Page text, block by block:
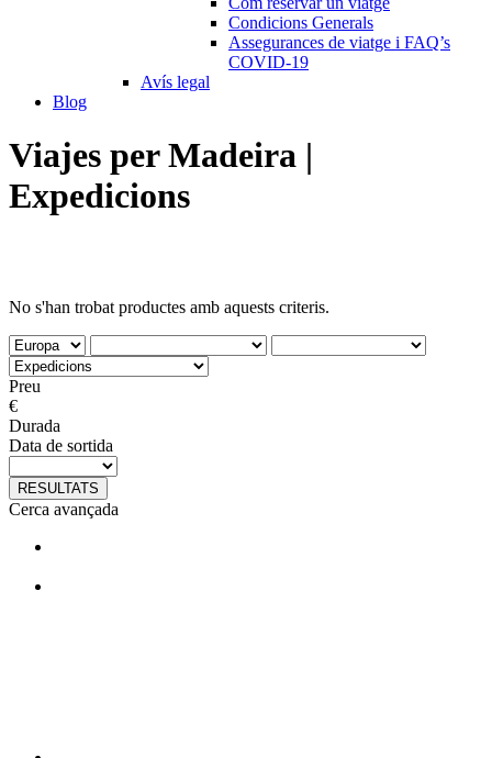
Condicions Generals
Assegurances de viatge i FAQ’s
COVID-19
Avís legal
Blog
Viajes per Madeira |
Expedicions
No s'han trobat productes amb aquests criteris.
Preu
€
Durada
Data de sortida
RESULTATS
Cerca avançada